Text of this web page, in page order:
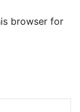
browser for